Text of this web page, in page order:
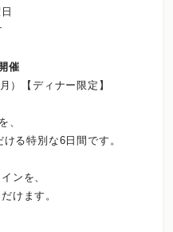
催
）【ディナー限定】
、
る特別な6日間です。
ンを、
けます。